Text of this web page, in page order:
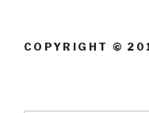
COPYRIGHT ©